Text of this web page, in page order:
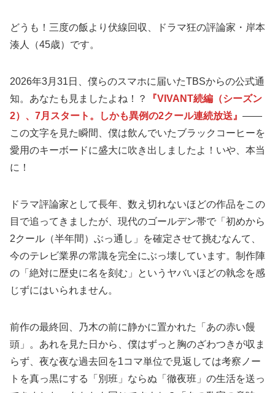
どうも！三度の飯より伏線回収、ドラマ狂の評論家・岸本
湊人（45歳）です。
2026年3月31日、僕らのスマホに届いたTBSからの公式通
知。あなたも見ましたよね！？
『VIVANT続編（シーズン
2）、7月スタート。しかも異例の2クール連続放送』 ——
この文字を見た瞬間、僕は飲んでいたブラックコーヒーを
愛用のキーボードに盛大に吹き出しましたよ！いや、本当
に！
ドラマ評論家として長年、数え切れないほどの作品をこの
目で追ってきましたが、現代のゴールデン帯で「初めから
2クール（半年間）ぶっ通し」を確定させて挑むなんて、
今のテレビ業界の常識を完全にぶっ壊しています。制作陣
の「絶対に歴史に名を刻む」というヤバいほどの執念を感
じずにはいられません。
前作の最終回、乃木の前に静かに置かれた「あの赤い饅
頭」。あれを見た日から、僕はずっと胸のざわつきが収ま
らず、夜な夜な過去回を1コマ単位で見返しては考察ノー
トを真っ黒にする「別班」ならぬ「徹夜班」の生活を送っ